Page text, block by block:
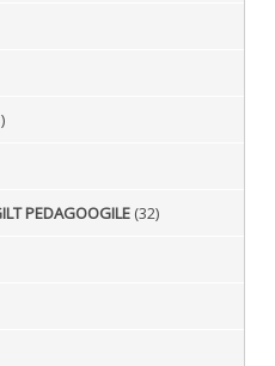
PEDAGOOGILE (32)